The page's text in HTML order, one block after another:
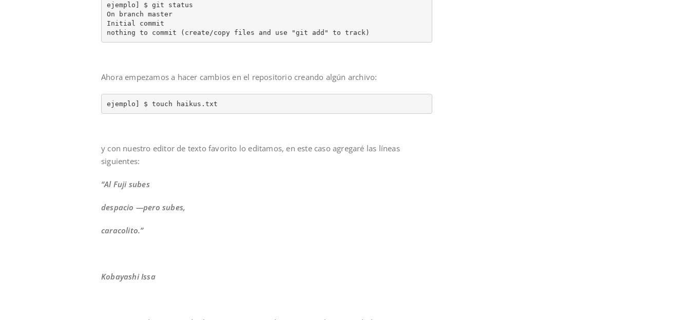
ejemplo] $ git status
On branch master
Initial commit
nothing to commit (create/copy files and use "git add" to track)
Ahora empezamos a hacer cambios en el repositorio creando algún archivo:
ejemplo] $ touch haikus.txt
y con nuestro editor de texto favorito lo editamos, en este caso agregaré las líneas
siguientes:
“Al Fuji subes
despacio —pero subes,
caracolito.”
Kobayashi Issa